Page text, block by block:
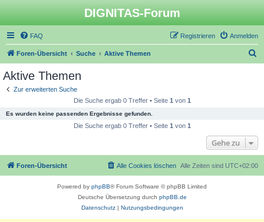
DIGNITAS-Forum
FAQ Anmelden
Registrieren
Foren-Übersicht Suche Aktive Themen
Aktive Themen
Zur erweiterten Suche
Die Suche ergab 0 Treffer • Seite 1 von 1
Es wurden keine passenden Ergebnisse gefunden.
Die Suche ergab 0 Treffer • Seite 1 von 1
Gehe zu
Foren-Übersicht Alle Zeiten sind UTC+02:00
Alle Cookies löschen
Powered by phpBB® Forum Software © phpBB Limited
Deutsche Übersetzung durch phpBB.de
Datenschutz| Nutzungsbedingungen